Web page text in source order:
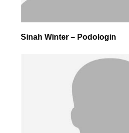
Sinah Winter – Podologin